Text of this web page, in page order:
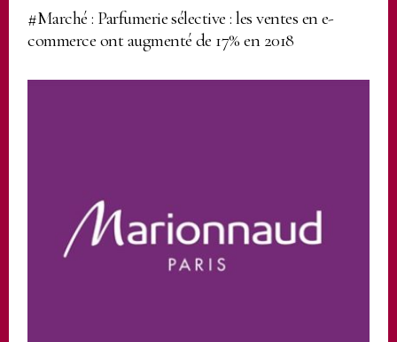
#Marché : Parfumerie sélective : les ventes en e-
commerce ont augmenté de 17% en 2018